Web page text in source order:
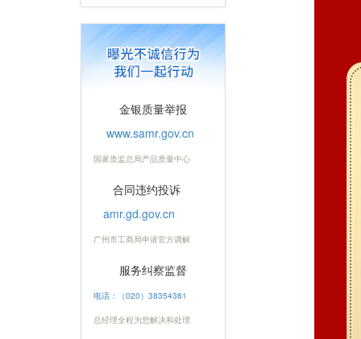
金银质量举报
www.samr.gov.cn
国家质监总局产品质量中心
合同违约投诉
amr.gd.gov.cn
广州市工商局申请官方调解
服务纠察监督
电话：（020）38354381
总经理全程为您解决和处理